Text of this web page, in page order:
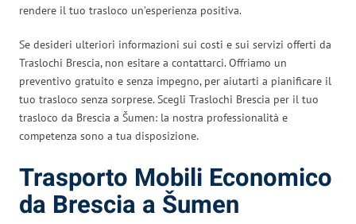
rendere il tuo trasloco un’esperienza positiva.
Se desideri ulteriori informazioni sui costi e sui servizi offerti da
Traslochi Brescia, non esitare a contattarci. Offriamo un
preventivo gratuito e senza impegno, per aiutarti a pianificare il
tuo trasloco senza sorprese. Scegli Traslochi Brescia per il tuo
trasloco da Brescia a Šumen: la nostra professionalità e
competenza sono a tua disposizione.
Trasporto Mobili Economico
da Brescia a Šumen